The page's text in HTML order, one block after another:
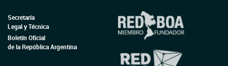
Secretaría
Legal y Técnica
Boletín Oficial
de la República Argentina